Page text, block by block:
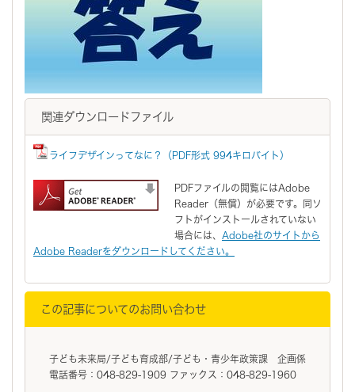
関連ダウンロードファイル
ライフデザインってなに？（PDF形式 994キロバイト）
PDFファイルの閲覧にはAdobe
Reader（無償）が必要です。同ソ
フトがインストールされていない
場合には、 Adobe社のサイトから
Adobe Readerをダウンロードしてください。
この記事についてのお問い合わせ
子ども未来局/子ども育成部/子ども・青少年政策課 企画係
電話番号：048-829-1909 ファックス：048-829-1960